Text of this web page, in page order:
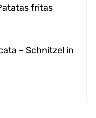
fritas
– Schnitzel in